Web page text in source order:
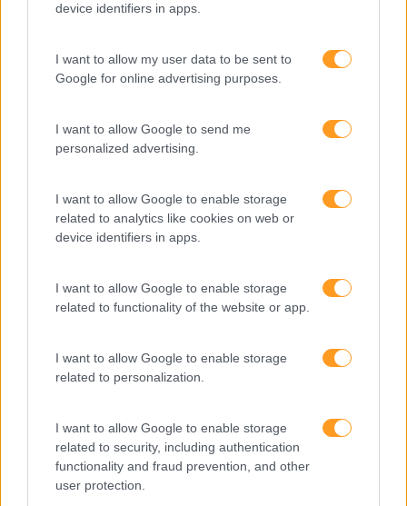
device identifiers in apps.
I want to allow my user data to be sent to
Google for online advertising purposes.
I want to allow Google to send me
personalized advertising.
I want to allow Google to enable storage
related to analytics like cookies on web or
device identifiers in apps.
I want to allow Google to enable storage
related to functionality of the website or app.
I want to allow Google to enable storage
related to personalization.
I want to allow Google to enable storage
related to security, including authentication
functionality and fraud prevention, and other
user protection.
Inglês
Keep In Mind
Mudança
Pessoas
PORTO RH MEETING
Sem Categoria
Team Building
Vendas E Negociação